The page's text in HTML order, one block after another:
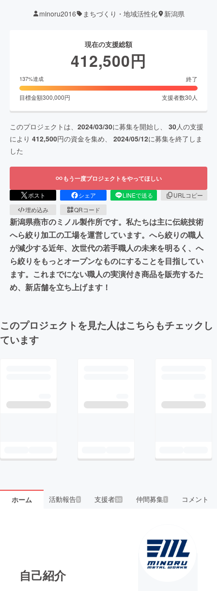
minoru2016 まちづくり・地域活性化 新潟県
現在の支援総額
412,500円
137%達成 終了
目標金額300,000円 支援者数30 人
このプロジェクトは、 2024/03/30に募集を開始し、 30人の支援
により 412,500円の資金を集め、 2024/05/12に募集を終了しま
した
もう一度プロジェクトをやってほしい
ポスト シェア LINEで送る
URLコピー
埋め込み
QRコード
新潟県燕市のミノル製作所です。私たちは主に伝統技術
へら絞り加工の工場を運営しています。へら絞りの職人
が減少する近年、次世代の若手職人の未来を明るく、へ
ら絞りをもっとオープンなものにすることを目指してい
ます。これまでにない職人の実演付き商品を販売するた
め、新店舗を立ち上げます！
このプロジェクトを見た人はこちらもチェックし
ています
ホーム 活動報告5 支援者30 仲間募集 1 コメント
自己紹介